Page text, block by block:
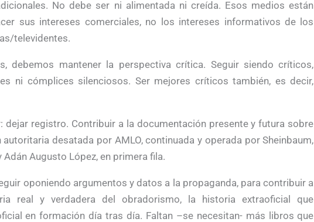
No debe ser ni alimentada ni creída. Esos medios están
sus intereses comerciales, no los intereses informativos de los
televidentes.
debemos mantener la perspectiva crítica. Seguir siendo críticos,
ni cómplices silenciosos. Ser mejores críticos también, es decir,
dejar registro. Contribuir a la documentación presente y futura sobre
desatada por AMLO, continuada y operada por Sheinbaum,
Adán Augusto López, en primera fila.
oponiendo argumentos y datos a la propaganda, para contribuir a
real y verdadera del obradorismo, la historia extraoficial que
en formación día tras día. Faltan –se necesitan- más libros que